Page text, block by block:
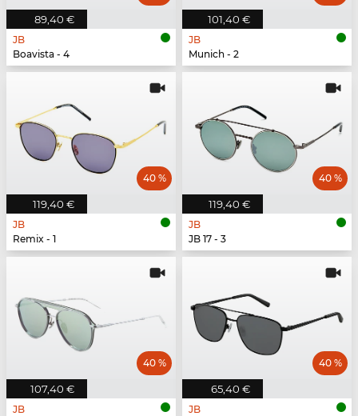
89,40 €
JB
Boavista - 4
101,40 €
JB
Munich - 2
119,40 €
40 %
JB
Remix - 1
119,40 €
40 %
JB
JB 17 - 3
107,40 €
40 %
JB
65,40 €
40 %
JB